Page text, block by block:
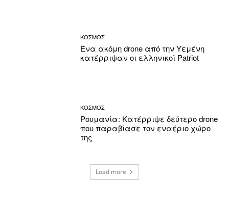
ΚΟΣΜΟΣ
Ένα ακόμη drone από την Υεμένη
κατέρριψαν οι ελληνικοί Patriot
ΚΟΣΜΟΣ
Ρουμανία: Κατέρριψε δεύτερο drone
που παραβίασε τον εναέριο χώρο
της
Load more